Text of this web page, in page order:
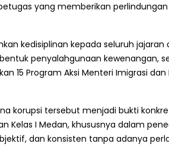
yang memberikan
kedisiplinan kepada seluruh jajaran
penyalahgunaan kewenangan,
15 Program Aksi Menteri Imigrasi
korupsi tersebut menjadi bukti
Kelas I Medan, khususnya dalam
dan konsisten tanpa adanya